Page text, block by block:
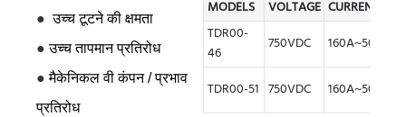
● उच्च टूटने की क्षमता
●उच्च तापमान प्रतिरोध
●मैकेनिकल वीकंपन / प्रभाव
प्रतिरोध
MODELS
VOLTAGE CURRENT
TDR00-
46
750VDC 160A~500A
TDR00-51 750VDC 160A~500A